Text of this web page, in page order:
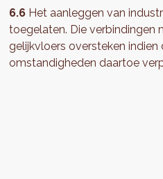
6.6 Het aanleggen van
toegelaten. Die verbindingen
gelijkvloers oversteken indien
omstandigheden daartoe